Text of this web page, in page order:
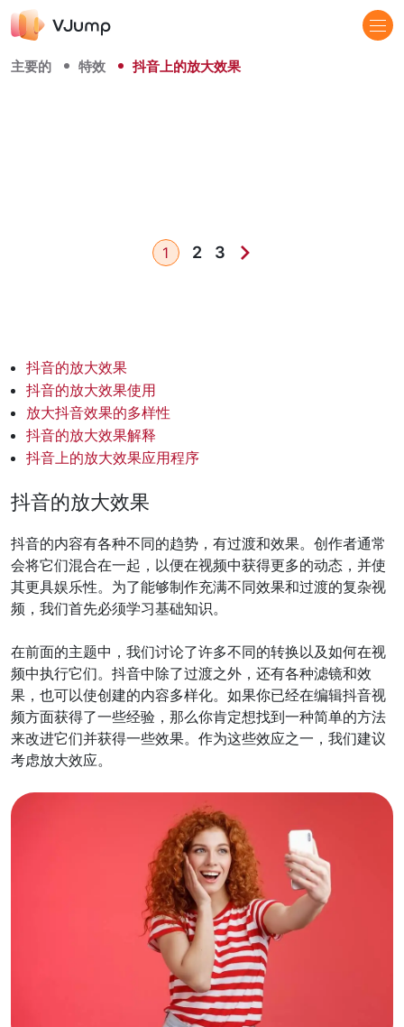
主要的 特效 抖音上的放大效果
1 2 3
抖音的放大效果
抖音的放大效果使用
放大抖音效果的多样性
抖音的放大效果解释
抖音上的放大效果应用程序
抖音的放大效果
抖音的内容有各种不同的趋势，有过渡和效果。创作者通常
会将它们混合在一起，以便在视频中获得更多的动态，并使
其更具娱乐性。为了能够制作充满不同效果和过渡的复杂视
频，我们首先必须学习基础知识。
在前面的主题中，我们讨论了许多不同的转换以及如何在视
频中执行它们。抖音中除了过渡之外，还有各种滤镜和效
果，也可以使创建的内容多样化。如果你已经在编辑抖音视
频方面获得了一些经验，那么你肯定想找到一种简单的方法
来改进它们并获得一些效果。作为这些效应之一，我们建议
考虑放大效应。